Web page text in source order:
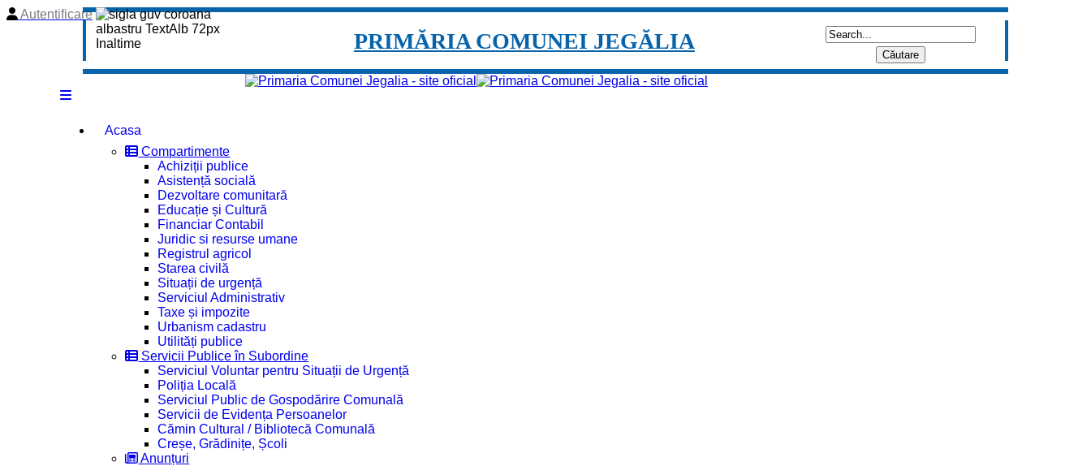
Autentificare
PRIMĂRIA COMUNEI JEGĂLIA
Acasa
Compartimente
Achiziții publice
Asistență socială
Dezvoltare comunitară
Educație și Cultură
Financiar Contabil
Juridic si resurse umane
Registrul agricol
Starea civilă
Situații de urgență
Serviciul Administrativ
Taxe și impozite
Urbanism cadastru
Utilități publice
Servicii Publice în Subordine
Serviciul Voluntar pentru Situații de Urgență
Poliția Locală
Serviciul Public de Gospodărire Comunală
Servicii de Evidența Persoanelor
Cămin Cultural / Bibliotecă Comunală
Creșe, Grădinițe, Școli
Anunțuri